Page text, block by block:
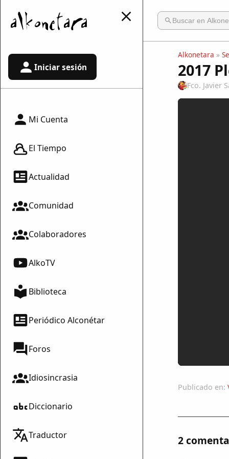
Iniciar sesión
Mi Cuenta
El Tiempo
Actualidad
Comunidad
Colaboradores
AlkoTV
Biblioteca
Periódico Alconétar
Foros
Idiosincrasia
Diccionario
Traductor
Alkonetara »
2017
Fco. Javier
Publicado en:
2